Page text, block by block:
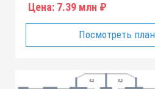
Цена: 7.39 млн ₽
Посмотреть